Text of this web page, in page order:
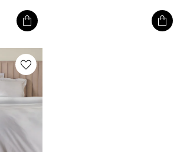
shopping_bag shopping_bag
favorite